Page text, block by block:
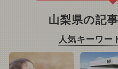
山梨県の記
人気キーワー